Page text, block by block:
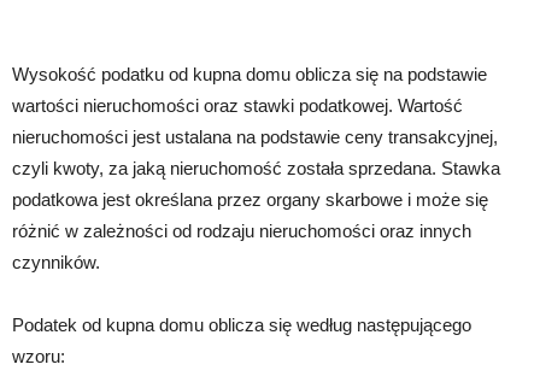
Wysokość podatku od kupna domu oblicza się na podstawie
wartości nieruchomości oraz stawki podatkowej. Wartość
nieruchomości jest ustalana na podstawie ceny transakcyjnej,
czyli kwoty, za jaką nieruchomość została sprzedana. Stawka
podatkowa jest określana przez organy skarbowe i może się
różnić w zależności od rodzaju nieruchomości oraz innych
czynników.
Podatek od kupna domu oblicza się według następującego
wzoru: